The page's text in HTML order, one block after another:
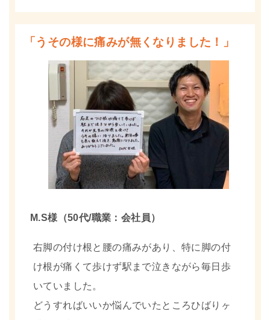
「うその様に痛みが無くなりました！」
M.S様（50代/職業：会社員）
右脚の付け根と腰の痛みがあり、特に脚の付
け根が痛くて歩けず駅まで泣きながら毎日歩
いていました。
どうすればいいか悩んでいたところひばりヶ